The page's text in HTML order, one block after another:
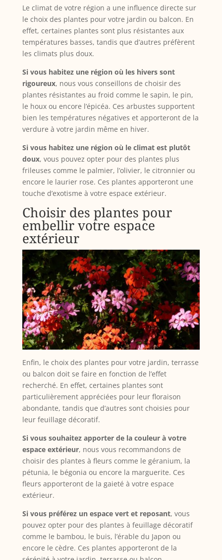
Le climat de votre région a une influence directe sur
le choix des plantes pour votre jardin ou balcon. En
effet, certaines plantes sont plus résistantes aux
températures basses, tandis que d’autres préfèrent
les climats plus doux.
Si vous habitez une région où les hivers sont
rigoureux, nous vous conseillons de choisir des
plantes résistantes au froid comme le sapin, le pin,
le houx ou encore l’épicéa. Ces arbustes supportent
bien les températures négatives et apporteront de la
verdure à votre jardin même en hiver.
Si vous habitez une région où le climat est plutôt
doux, vous pouvez opter pour des plantes plus
frileuses comme le palmier, l’olivier, le citronnier ou
encore le laurier rose. Ces plantes apporteront une
touche d’exotisme à votre espace extérieur.
Choisir des plantes pour
embellir votre espace
extérieur
Enfin, le choix des plantes pour votre jardin, terrasse
ou balcon doit se faire en fonction de l’effet
recherché. En effet, certaines plantes sont
particulièrement appréciées pour leur floraison
abondante, tandis que d’autres sont choisies pour
leur feuillage décoratif.
Si vous souhaitez apporter de la couleur à votre
espace extérieur, nous vous recommandons de
choisir des plantes à fleurs comme le géranium, la
pétunia, le bégonia ou encore la marguerite. Ces
fleurs apporteront de la gaieté à votre espace
extérieur.
Si vous préférez un espace vert et reposant, vous
pouvez opter pour des plantes à feuillage décoratif
comme le bambou, le buis, l’érable du Japon ou
encore le cèdre. Ces plantes apporteront de la